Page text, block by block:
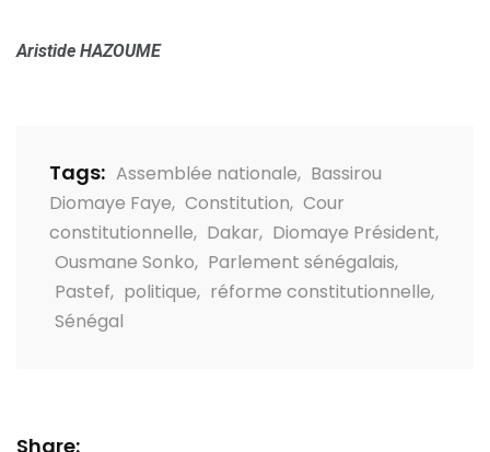
Aristide HAZOUME
Tags: Assemblée nationale, Bassirou
Diomaye Faye, Constitution, Cour
constitutionnelle, Dakar, Diomaye Président,
Ousmane Sonko, Parlement sénégalais,
Pastef, politique, réforme constitutionnelle,
Sénégal
Share: